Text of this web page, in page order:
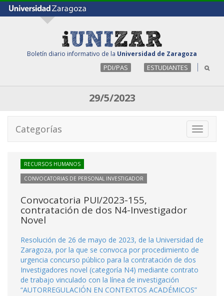
Boletín diario informativo de la Universidad de Zaragoza
PDI/PAS ESTUDIANTES
29/5/2023
Toggle
Categorías
RECURSOS HUMANOS
CONVOCATORIAS DE PERSONAL INVESTIGADOR
Convocatoria PUI/2023-155,
contratación de dos N4-Investigador
Novel
Resolución de 26 de mayo de 2023, de la Universidad de
Zaragoza, por la que se convoca por procedimiento de
urgencia concurso público para la contratación de dos
Investigadores novel (categoría N4) mediante contrato
de trabajo vinculado con la línea de investigación
“AUTORREGULACIÓN EN CONTEXTOS ACADÉMICOS”